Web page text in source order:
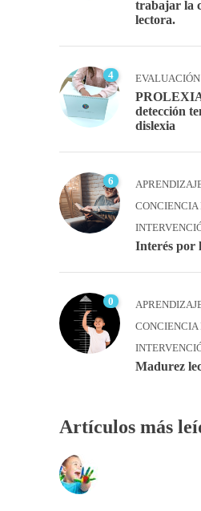
trabajar la
lectora.
4 EVALUACIÓN
detección
dislexia
6
CONCIENCIA
Interés por
0
CONCIENCIA
Madurez
Artículos más